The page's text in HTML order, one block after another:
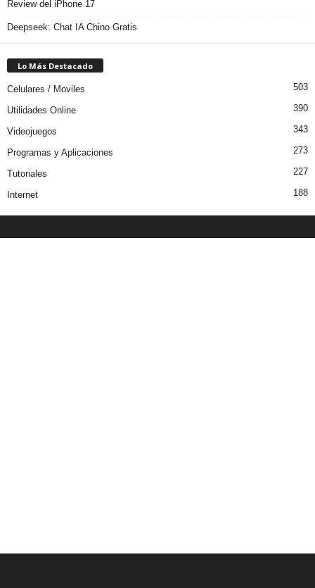
Review del iPhone 17
Deepseek: Chat IA Chino Gratis
Lo Más Destacado
Celulares / Moviles 503
Utilidades Online 390
Videojuegos 343
Programas y Aplicaciones 273
Tutoriales 227
Internet 188